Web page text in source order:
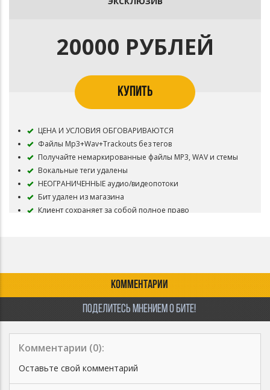
20000 РУБЛЕЙ
КУПИТЬ
ЦЕНА И УСЛОВИЯ ОБГОВАРИВАЮТСЯ
Файлы Mp3+Wav+Trackouts без тегов
Получайте немаркированные файлы MP3, WAV и стемы
Вокальные теги удалены
НЕОГРАНИЧЕННЫЕ аудио/видеопотоки
Бит удален из магазина
Клиент сохраняет за собой полное право
КОММЕНТАРИИ
ПОДЕЛИТЕСЬ МНЕНИЕМ О БИТЕ!
Комментарии (0):
Оставьте свой комментарий